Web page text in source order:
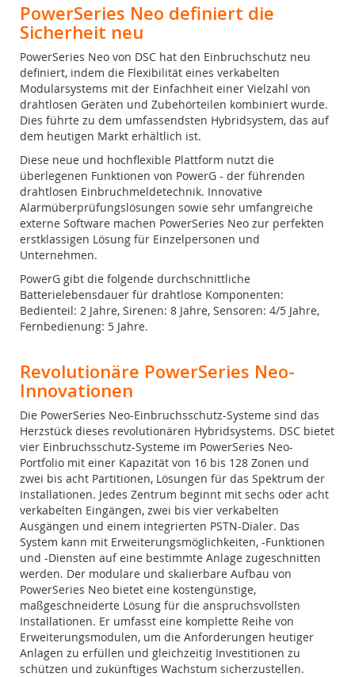
PowerSeries Neo definiert die
Sicherheit neu
PowerSeries Neo von DSC hat den Einbruchschutz neu
definiert, indem die Flexibilität eines verkabelten
Modularsystems mit der Einfachheit einer Vielzahl von
drahtlosen Geräten und Zubehörteilen kombiniert wurde.
Dies führte zu dem umfassendsten Hybridsystem, das auf
dem heutigen Markt erhältlich ist.
Diese neue und hochflexible Plattform nutzt die
überlegenen Funktionen von PowerG - der führenden
drahtlosen Einbruchmeldetechnik. Innovative
Alarmüberprüfungslösungen sowie sehr umfangreiche
externe Software machen PowerSeries Neo zur perfekten
erstklassigen Lösung für Einzelpersonen und
Unternehmen.
PowerG gibt die folgende durchschnittliche
Batterielebensdauer für drahtlose Komponenten:
Bedienteil: 2 Jahre, Sirenen: 8 Jahre, Sensoren: 4/5 Jahre,
Fernbedienung: 5 Jahre.
Revolutionäre PowerSeries Neo-
Innovationen
Die PowerSeries Neo-Einbruchsschutz-Systeme sind das
Herzstück dieses revolutionären Hybridsystems. DSC bietet
vier Einbruchsschutz-Systeme im PowerSeries Neo-
Portfolio mit einer Kapazität von 16 bis 128 Zonen und
zwei bis acht Partitionen, Lösungen für das Spektrum der
Installationen. Jedes Zentrum beginnt mit sechs oder acht
verkabelten Eingängen, zwei bis vier verkabelten
Ausgängen und einem integrierten PSTN-Dialer. Das
System kann mit Erweiterungsmöglichkeiten, -Funktionen
und -Diensten auf eine bestimmte Anlage zugeschnitten
werden. Der modulare und skalierbare Aufbau von
PowerSeries Neo bietet eine kostengünstige,
maßgeschneiderte Lösung für die anspruchsvollsten
Installationen. Er umfasst eine komplette Reihe von
Erweiterungsmodulen, um die Anforderungen heutiger
Anlagen zu erfüllen und gleichzeitig Investitionen zu
schützen und zukünftiges Wachstum sicherzustellen.